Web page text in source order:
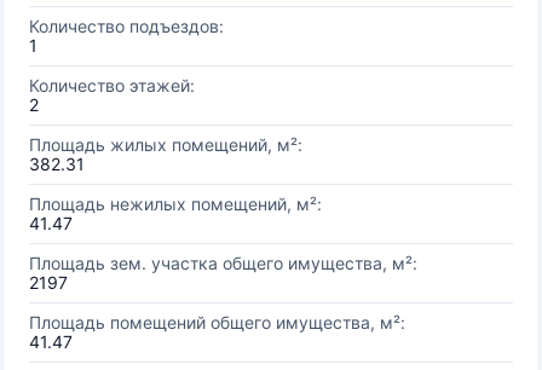
Количество подъездов:
1
Количество этажей:
2
Площадь жилых помещений, м²:
382.31
Площадь нежилых помещений, м²:
41.47
Площадь зем. участка общего имущества, м²:
2197
Площадь помещений общего имущества, м²:
41.47